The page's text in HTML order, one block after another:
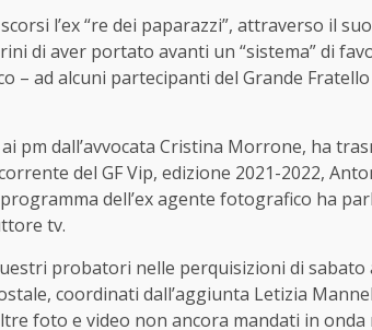
l’ex “re dei paparazzi”, attraverso il
di aver portato avanti un “sistema” di
– ad alcuni partecipanti del Grande
pm dall’avvocata Cristina Morrone, ha
del GF Vip, edizione 2021-2022,
dell’ex agente fotografico ha
tv.
probatori nelle perquisizioni di sabato
coordinati dall’aggiunta Letizia
foto e video non ancora mandati in